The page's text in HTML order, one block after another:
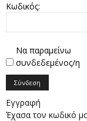
Κωδικός:
Να παραμείνω
συνδεδεμένος/η
Σύνδεση
Εγγραφή
Έχασα τον κωδικό